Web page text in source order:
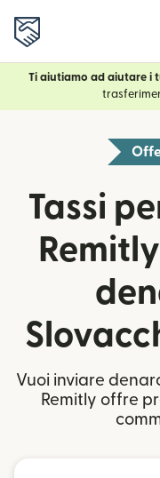
Ti aiutiamo ad aiutare i
Tassi
Vuoi inviare
Remitly offre